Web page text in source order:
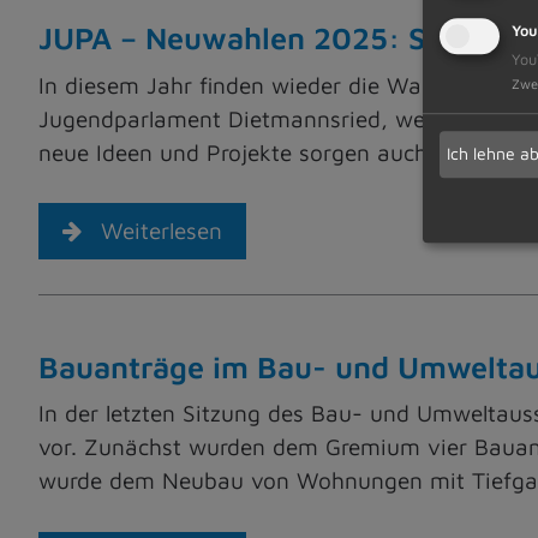
JUPA – Neuwahlen 2025: Sei
In diesem Jahr finden wieder die Wahlen zum
Jugendparlament Dietmannsried, welches
neue Ideen und Projekte sorgen auch immer
Weiterlesen
Bauanträge im Bau- und
In der letzten Sitzung des Bau- und
vor. Zunächst wurden dem Gremium vier
wurde dem Neubau von Wohnungen mit
Ich lehne ab